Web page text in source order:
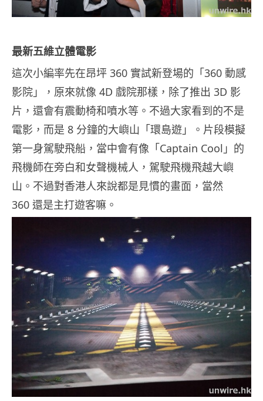
最新五維立體電影
這次小編率先在昂坪 360 實試新登場的「360 動感
影院」，原來就像 4D 戲院那樣，除了推出 3D 影
片，還會有震動椅和噴水等。不過大家看到的不是
電影，而是 8 分鐘的大嶼山「環島遊」。片段模擬
第一身駕駛飛船，當中會有像「Captain Cool」的
飛機師在旁白和女聲機械人，駕駛飛機飛越大嶼
山。不過對香港人來說都是見慣的畫面，當然
360 還是主打遊客嘛。